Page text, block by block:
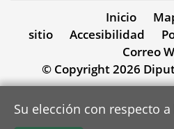
Inicio
sitio
Accesibilidad
Correo
© Copyright 2026
Su elección con respecto